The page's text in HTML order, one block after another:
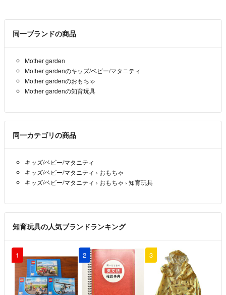
ごめんなさい
再度購入申し込みしましたので宜しくお願いします🙇
Ericka Balloons- 2ヶ月前
きますか？
¥8000円で可能なら本日購入します。
宜しくお願いします🙇
Ericka Balloons- 2ヶ月前
購入されるかされないか、本日中にご回答をいただければ幸いです。
明日には削除し、処分予定です。
出品者 suzusuzu- 2ヶ月前
コメントありがとうございます。
商品を今一度見ておりましたら、コンロの部分のパーツがふたつあり
ませんでした。
今一度、写真をあげますのでご確認いただき、どうされるかご検討く
同一ブランドの商品
Mother garden
Mother gardenのキッズ/ベビー/マタニティ
Mother gardenのおもちゃ
Mother gardenの知育玩具
同一カテゴリの商品
キッズ/ベビー/マタニティ
キッズ/ベビー/マタニティ › おもちゃ
キッズ/ベビー/マタニティ › おもちゃ › 知育玩具
知育玩具の人気ブランドランキング
1 2 3